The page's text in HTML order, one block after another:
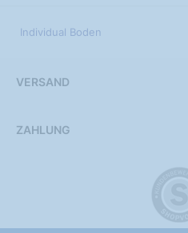
Individual Boden
VERSAND
ZAHLUNG